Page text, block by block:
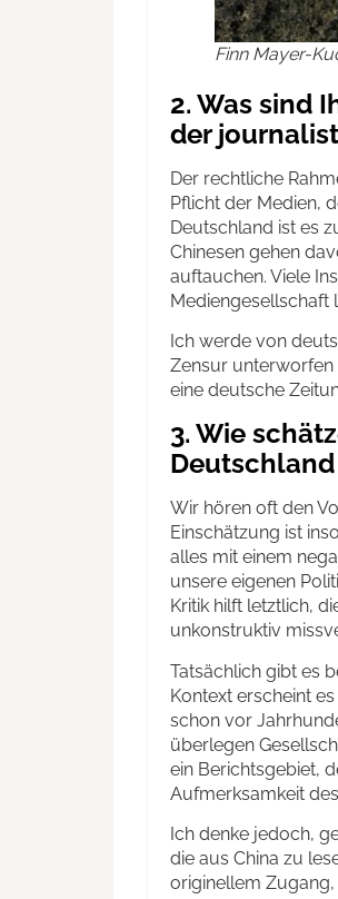
Finn Mayer-
2. Was sind
der
Der rechtliche
Pflicht der Medien,
Deutschland ist es
Chinesen gehen
auftauchen. Viele
Mediengesellschaft
Ich werde von
Zensur unterworfen
eine deutsche
3. Wie
Deutschland
Wir hören oft den
Einschätzung ist
alles mit einem
unsere eigenen
Kritik hilft letztlich,
unkonstruktiv
Tatsächlich gibt es
Kontext erscheint
schon vor
überlegen
ein Berichtsgebiet,
Aufmerksamkeit
Ich denke jedoch,
die aus China zu
originellem